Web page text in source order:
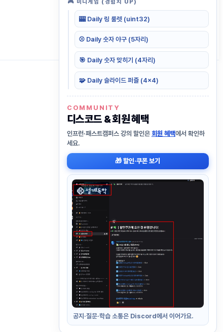
🎰 Daily 링 룰렛 (uint32)
⚾ Daily 숫자 야구 (5자리)
🎯 Daily 숫자 맞히기 (4자리)
🧩 Daily 슬라이드 퍼즐 (4×4)
COMMUNITY
디스코드 & 회원 혜택
인프런·패스트캠퍼스 강의 할인은 회원 혜택에서 확인하
세요.
🎁 할인·쿠폰 보기
공지·질문·학습 소통은 Discord에서 이어가요.